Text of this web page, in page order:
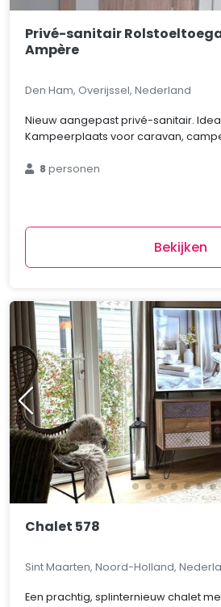
Privé-sanitair
Ampère
Den Ham, Overijssel, Nederland
Nieuw aangepast privé-sanitair.
Kampeerplaats voor caravan,
8personen
Bekijken
Chalet 578
Sint Maarten, Noord-Holland,
Een prachtig, splinternieuw chalet